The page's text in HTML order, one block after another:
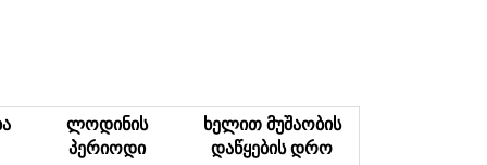
ლოდინის
პერიოდი
ხელით მუშაობის
დაწყების დრო